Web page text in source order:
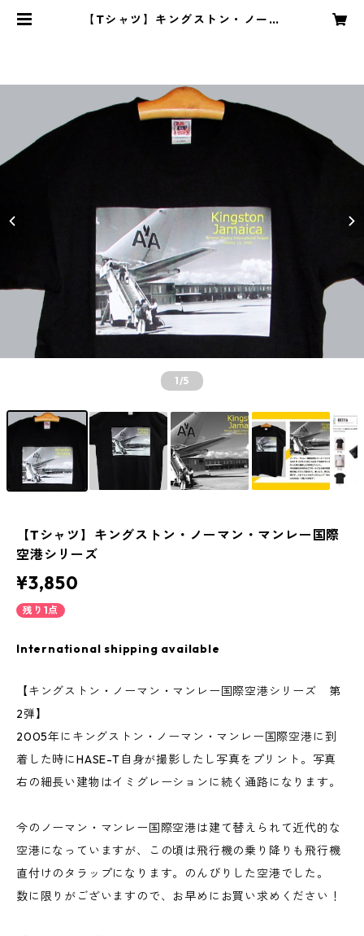
【Tシャツ】キングストン・ノーマ
1/5
【Tシャツ】キングストン・ノーマン・マンレー国際
空港シリーズ
¥3,850
残り1点
International shipping available
【キングストン・ノーマン・マンレー国際空港シリーズ 第
2弾】
2005年にキングストン・ノーマン・マンレー国際空港に到
着した時にHASE-T自身が撮影したし写真をプリント。写真
右の細長い建物はイミグレーションに続く通路になります。
今のノーマン・マンレー国際空港は建て替えられて近代的な
空港になっていますが、この頃は飛行機の乗り降りも飛行機
直付けのタラップになります。のんびりした空港でした。
数に限りがございますので、お早めにお買い求めください！